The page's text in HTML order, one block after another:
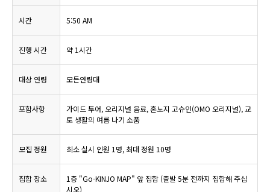
시간 5:50 AM
진행 시간 약 1시간
대상 연령 모든연령대
포함사항
가이드 투어, 오리지널 음료, 혼노지 고슈인(OMO 오리지널), 교
토 생활의 여름 나기 소품
모집 정원 최소 실시 인원 1명, 최대 정원 10명
집합 장소
1층 "Go-KINJO MAP" 앞 집합 (출발 5분 전까지 집합해 주십
시오)